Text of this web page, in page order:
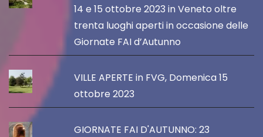
14 e 15 ottobre 2023 in Veneto oltre
trenta luoghi aperti in occasione delle
Giornate FAI d’Autunno
VILLE APERTE in FVG, Domenica 15
ottobre 2023
GIORNATE FAI D'AUTUNNO: 23